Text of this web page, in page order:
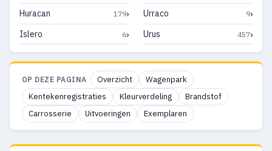
Huracan 179›
Islero 6›
Urraco 9›
Urus 457›
OP DEZE PAGINA Overzicht
Wagenpark
Kentekenregistraties
Kleurverdeling
Brandstof
Carrosserie
Uitvoeringen Exemplaren